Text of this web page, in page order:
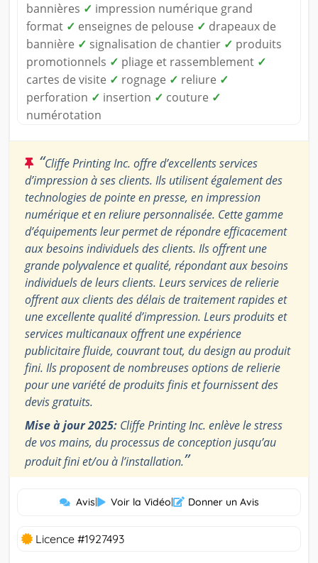
bannières ✓ impression numérique grand
format ✓ enseignes de pelouse ✓ drapeaux de
bannière ✓ signalisation de chantier ✓ produits
promotionnels ✓ pliage et rassemblement ✓
cartes de visite ✓ rognage ✓ reliure ✓
perforation ✓ insertion ✓ couture ✓
numérotation
“Cliffe Printing Inc. offre d’excellents services
d’impression à ses clients. Ils utilisent également des
technologies de pointe en presse, en impression
numérique et en reliure personnalisée. Cette gamme
d’équipements leur permet de répondre efficacement
aux besoins individuels des clients. Ils offrent une
grande polyvalence et qualité, répondant aux besoins
individuels de leurs clients. Leurs services de relierie
offrent aux clients des délais de traitement rapides et
une excellente qualité d’impression. Leurs produits et
services multicanaux offrent une expérience
publicitaire fluide, couvrant tout, du design au produit
fini. Ils proposent de nombreuses options de relierie
pour une variété de produits finis et fournissent des
devis gratuits.
Mise à jour 2025: Cliffe Printing Inc. enlève le stress
de vos mains, du processus de conception jusqu’au
produit fini et/ou à l’installation.”
Avis| Voir la Vidéo| Donner un Avis
Licence #1927493